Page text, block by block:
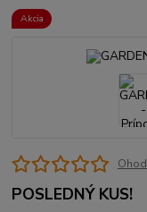
Akcia
POSLEDNÝ KUS!